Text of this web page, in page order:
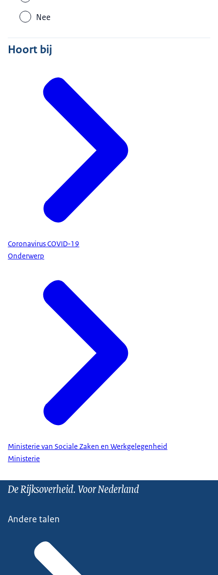
Nee
Hoort bij
Coronavirus COVID-19
Onderwerp
Ministerie van Sociale Zaken en Werkgelegenheid
Ministerie
De Rijksoverheid. Voor Nederland
Andere talen